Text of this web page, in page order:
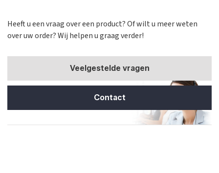
Heeft u een vraag over een product? Of wilt u meer weten
over uw order? Wij helpen u graag verder!
Veelgestelde vragen
Contact